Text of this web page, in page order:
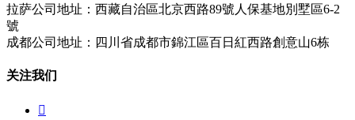
拉萨公司地址：西藏自治區北京西路89號人保基地別墅區6-2
號
成都公司地址：四川省成都市錦江區百日紅西路創意山6栋
关注我们
